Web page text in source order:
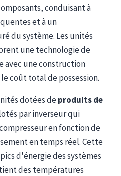
conduisant à
et à un
du système. Les unités
une technologie de
avec une construction
coût total de possession.
dotées deproduits de
par inverseur qui
en fonction de
en temps réel. Cette
d'énergie des systèmes
des températures